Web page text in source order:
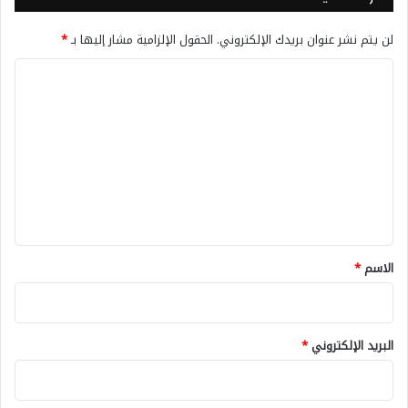
لن يتم نشر عنوان بريدك الإلكتروني. الحقول الإلزامية مشار إليها بـ*
*
الاسم*
البريد الإلكتروني*